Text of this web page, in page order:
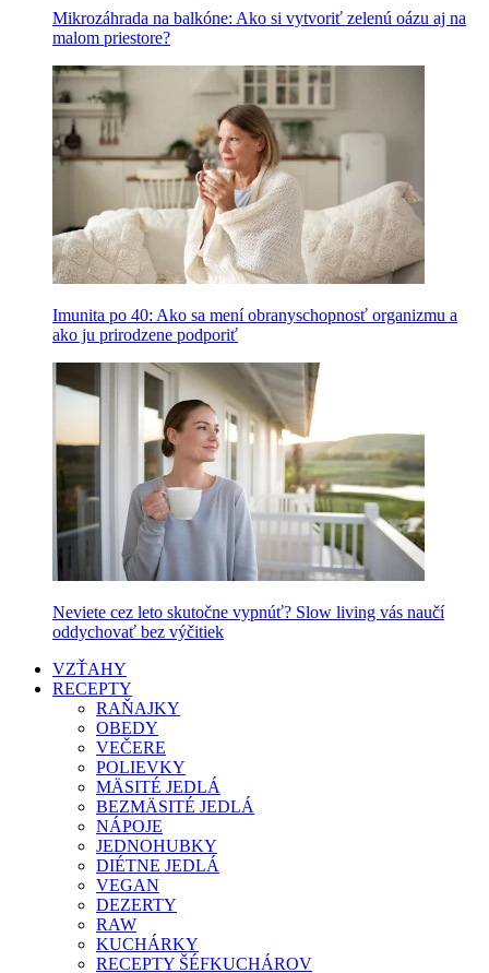
Mikrozáhrada na balkóne: Ako si vytvoriť zelenú oázu aj na
malom priestore?
Imunita po 40: Ako sa mení obranyschopnosť organizmu a
ako ju prirodzene podporiť
Neviete cez leto skutočne vypnúť? Slow living vás naučí
oddychovať bez výčitiek
VZŤAHY
RECEPTY
RAŇAJKY
OBEDY
VEČERE
POLIEVKY
MÄSITÉ JEDLÁ
BEZMÄSITÉ JEDLÁ
NÁPOJE
JEDNOHUBKY
DIÉTNE JEDLÁ
VEGAN
DEZERTY
RAW
KUCHÁRKY
RECEPTY ŠÉFKUCHÁROV